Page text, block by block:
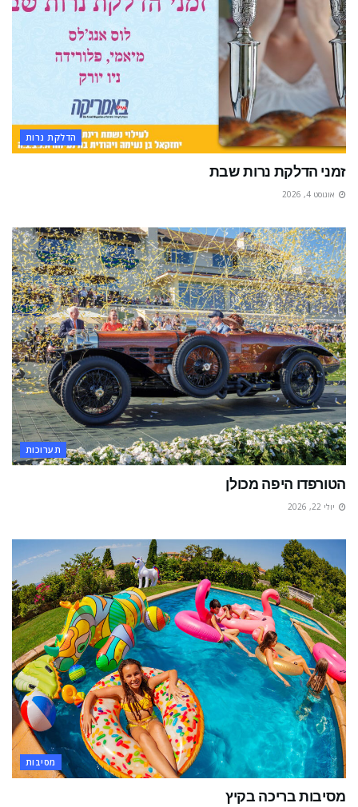
הדלקת נרות
זמני הדלקת נרות שבת
אוגוסט 4, 2026
תערוכות
הטורפדו היפה מכולן
יולי 22, 2026
מסיבות
מסיבות בריכה בקיץ